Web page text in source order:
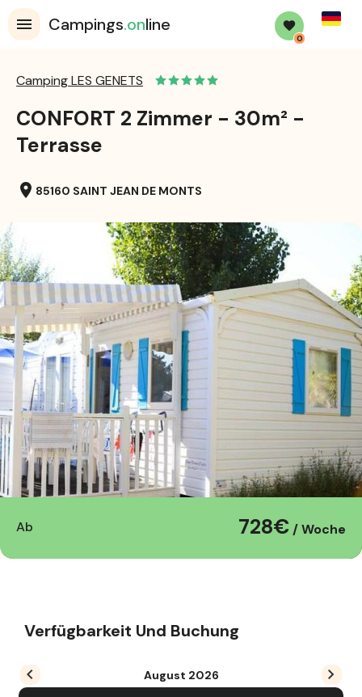
Campings.online
0
Camping LES GENETS
CONFORT 2 Zimmer - 30m² -
Terrasse
location_on 85160 SAINT JEAN DE MONTS
Ab 728€ / Woche
Verfügbarkeit Und Buchung
August 2026